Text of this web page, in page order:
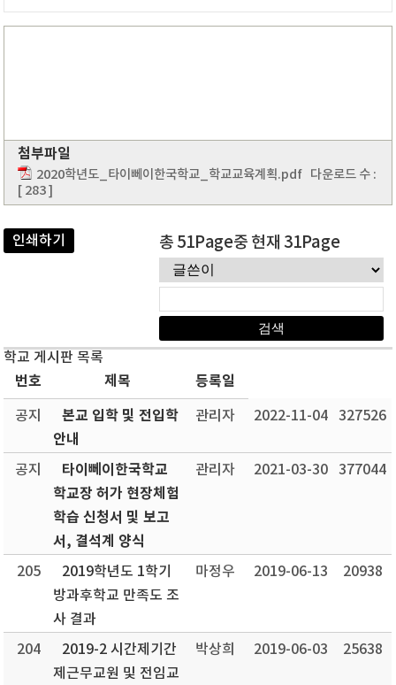
첨부파일
2020학년도_타이뻬이한국학교_학교교육계획.pdf 다운로드 수 :
[ 283 ]
인쇄하기 총 51Page중 현재 31Page
학교 게시판 목록
번호 제목 등록일
공지
본교 입학 및 전입학
안내
관리자 2022-11-04 327526
공지
타이뻬이한국학교
학교장 허가 현장체험
학습 신청서 및 보고
서, 결석계 양식
관리자 2021-03-30 377044
205
2019학년도 1학기
방과후학교 만족도 조
사 결과
마정우 2019-06-13 20938
204
2019-2 시간제기간
제근무교원 및 전임교
박상희 2019-06-03 25638